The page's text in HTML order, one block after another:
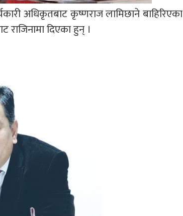
अधिकृतबाट कृष्णराज लामिछाने बाहिरिएका
दिएका हुन् ।